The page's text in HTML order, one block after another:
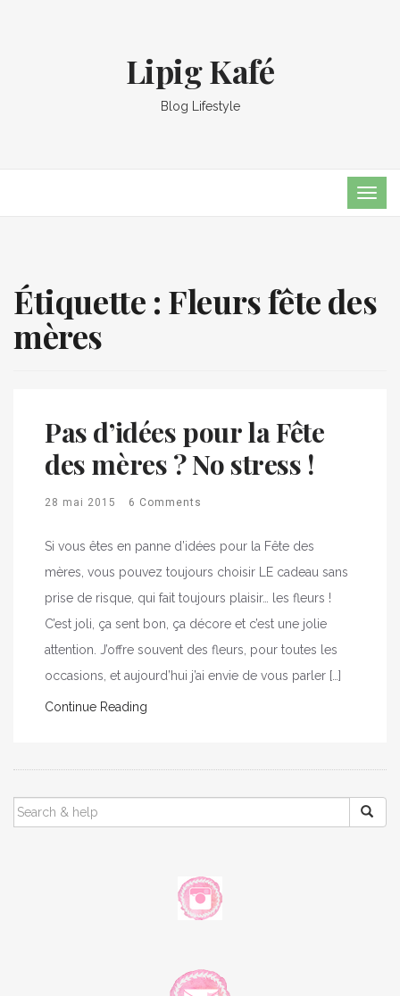
Lipig Kafé
Blog Lifestyle
Étiquette : Fleurs fête des
mères
Pas d’idées pour la Fête
des mères ? No stress !
28 mai 2015 6 Comments
Si vous êtes en panne d’idées pour la Fête des
mères, vous pouvez toujours choisir LE cadeau sans
prise de risque, qui fait toujours plaisir… les fleurs !
C’est joli, ça sent bon, ça décore et c’est une jolie
attention. J’offre souvent des fleurs, pour toutes les
occasions, et aujourd’hui j’ai envie de vous parler […]
Continue Reading
SEARCH
FOR: